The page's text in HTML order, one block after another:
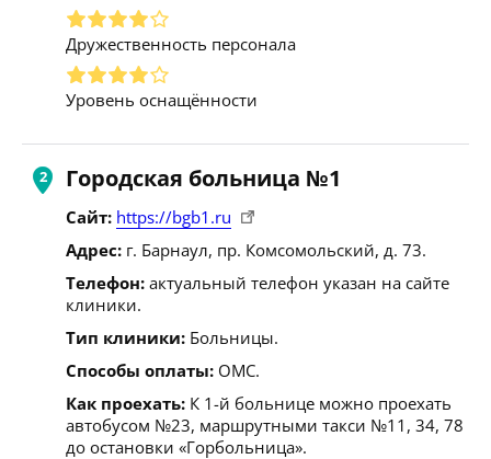
Дружественность персонала
Уровень оснащённости
Городская больница №1
Сайт: https://bgb1.ru
Адрес: г. Барнаул, пр. Комсомольский, д. 73.
Телефон: актуальный телефон указан на сайте
клиники.
Тип клиники: Больницы.
Способы оплаты: ОМС.
Как проехать: К 1-й больнице можно проехать
автобусом №23, маршрутными такси №11, 34, 78
до остановки «Горбольница».